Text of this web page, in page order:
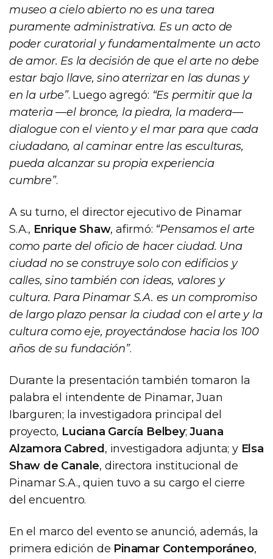
museo a cielo abierto no es una tarea
puramente administrativa. Es un acto de
poder curatorial y fundamentalmente un acto
de amor. Es la decisión de que el arte no debe
estar bajo llave, sino aterrizar en las dunas y
en la urbe”. Luego agregó: “Es permitir que la
materia —el bronce, la piedra, la madera—
dialogue con el viento y el mar para que cada
ciudadano, al caminar entre las esculturas,
pueda alcanzar su propia experiencia
cumbre”.
A su turno, el director ejecutivo de Pinamar
S.A., Enrique Shaw, afirmó: “Pensamos el arte
como parte del oficio de hacer ciudad. Una
ciudad no se construye solo con edificios y
calles, sino también con ideas, valores y
cultura. Para Pinamar S.A. es un compromiso
de largo plazo pensar la ciudad con el arte y la
cultura como eje, proyectándose hacia los 100
años de su fundación”.
Durante la presentación también tomaron la
palabra el intendente de Pinamar, Juan
Ibarguren; la investigadora principal del
proyecto, Luciana García Belbey;Juana
Alzamora Cabred , investigadora adjunta; y Elsa
Shaw de Canale, directora institucional de
Pinamar S.A., quien tuvo a su cargo el cierre
del encuentro.
En el marco del evento se anunció, además, la
primera edición de Pinamar Contemporáneo,